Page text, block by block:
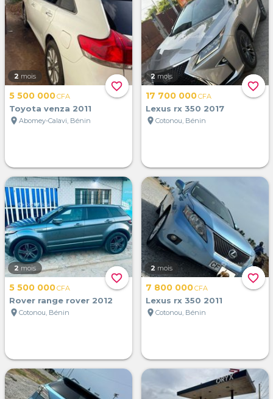
favorite_border
2 mois
5 500 000CFA
Toyota venza 2011
location_on Abomey-Calavi, Bénin
favorite_border
2 mois
17 700 000CFA
Lexus rx 350 2017
location_on Cotonou, Bénin
favorite_border
2 mois
5 500 000CFA
Rover range rover 2012
location_on Cotonou, Bénin
favorite_border
2 mois
7 800 000CFA
Lexus rx 350 2011
location_on Cotonou, Bénin